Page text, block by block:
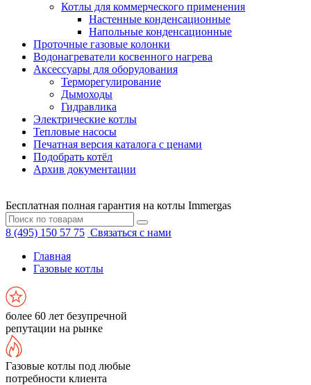
Котлы для коммерческого применения
Настенные конденсационные
Напольные конденсационные
Проточные газовые колонки
Водонагреватели косвенного нагрева
Аксессуары для оборудования
Терморегулирование
Дымоходы
Гидравлика
Электрические котлы
Тепловые насосы
Печатная версия каталога с ценами
Подобрать котёл
Архив документации
Бесплатная полная гарантия на котлы Immergas
8 (495) 150 57 75 Связаться с нами
Главная
Газовые котлы
более 60 лет безупречной
репутации на рынке
Газовые котлы под любые
потребности клиента